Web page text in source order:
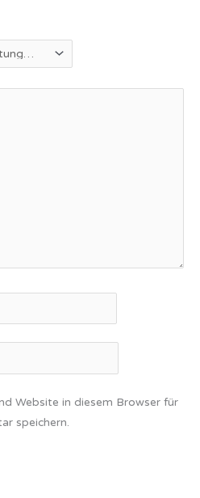
Website in diesem Browser für
speichern.